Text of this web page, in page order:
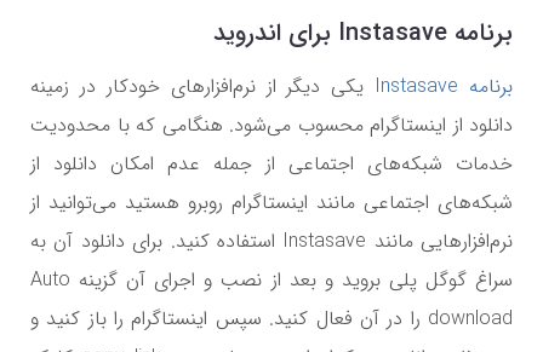
برنامه Instasave برای اندروید
برنامه Instasave
یکی دیگر از نرم‌افزار‌های خودکار در زمینه
دانلود از اینستاگرام محسوب می‌شود. هنگامی که با محدودیت
خدمات شبکه‌های اجتماعی از جمله عدم امکان دانلود از
شبکه‌های اجتماعی مانند اینستاگرام روبرو هستید می‌توانید از
نرم‌افزار‌هایی مانند Instasave استفاده کنید. برای دانلود آن به
سراغ گوگل پلی بروید و بعد از نصب و اجرای آن گزینه Auto
download را در آن فعال کنید. سپس اینستاگرام را باز کنید و